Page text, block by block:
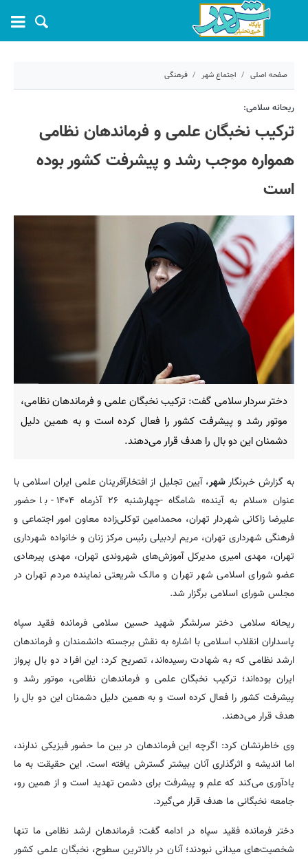
صفحه اصلی اجتماع شهر فرهنگی
۲۶ آذر ۱۴۰۴ - ۲۱:۳۸
کد مطلب: 75972
ریحانه سلامی:
ترکیب نخبگان علمی و فرماندهان نظامی
همواره موجب رشد و پیشرفت کشور بوده
است
دختر سردار سلامی گفت: ترکیب نخبگان علمی و فرماندهان نظامی،
موتور رشد و پیشرفت کشور را فعال کرده است و به همین دلیل
دشمنان این دو بال را هدف قرار می‌دهند.
به گزارش خبرنگارشهر، آیین تجلیل از افتخارآفرینان علمی ایران اسلامی با
عنوان «سلام به آینده» شامگاه -چهارشنبه ۲۶ آذرماه ۱۴۰۴- با حضور
علیرضا زاکانی شهردار تهران، محمدامین توکلی‌زاده معاون امور اجتماعی و
فرهنگی شهرداری تهران، مریم اردبیلی رئیس مرکز زنان و خانواده شهرداری
تهران، مهدی امیری مدیرکل آموزش‌های شهروندی تهران، مهدی پیرهادی
عضو شورای اسلامی شهر تهران و مالک شریعتی نماینده مردم تهران در
مجلس شورای اسلامی برگزار شد.
ریحانه سلامی دختر سرلشگر شهید حسین سلامی فرمانده فقید سپاه
پاسداران انقلاب اسلامی با اشاره به نقش برجسته دانشمندان و فرماندهان
ارشد نظامی که به شهادت رسیده‌اند، تصریح کرد: این افراد دو بال پرواز
ایران بوده‌اند؛ ترکیب نخبگان علمی و فرماندهان نظامی، موتور رشد و
پیشرفت کشور را فعال کرده است و به همین دلیل دشمنان این دو بال را
هدف قرار می‌دهند.
وی خاطرنشان کرد: اگرچه این فرماندهان در بین ما حضور فیزیکی ندارند،
اما اندیشه و اثرگذاری آنان بیشتر گسترش یافته است. این حقیقت به ما
یادآوری می‌کند که علم و پیشرفت برای دشمن تهدید است و از همین رو،
جامعه نخبگانی ما هدف قرار می‌گیرد.
دختر فرمانده فقید سپاه در ادامه گفت: فرماندهان ارشد نظامی ما تنها
شخصیت‌های میدانی نبودند؛ آنان در بالاترین سطوح، نخبگان علمی کشور